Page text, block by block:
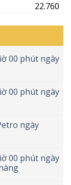
22.760
00 phút ngày
00 phút ngày
ngày
00 phút ngày